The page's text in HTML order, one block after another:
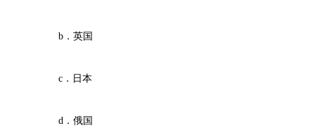
b．英国
c．日本
d．俄国